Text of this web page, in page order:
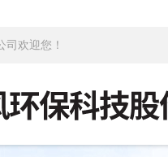
司欢迎您！